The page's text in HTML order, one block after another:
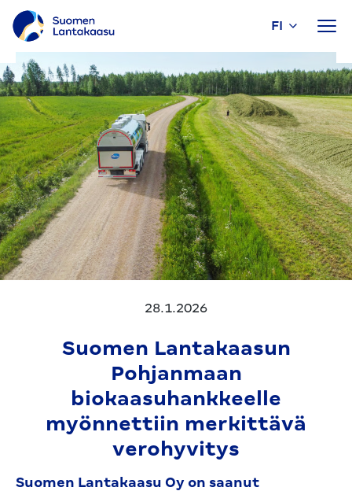
Siirry
sisältöön
FI
28.1.2026
Suomen Lantakaasun
Pohjanmaan
biokaasuhank­keelle
myönnettiin merkittävä
verohyvitys
Suomen Lantakaasu Oy on saanut